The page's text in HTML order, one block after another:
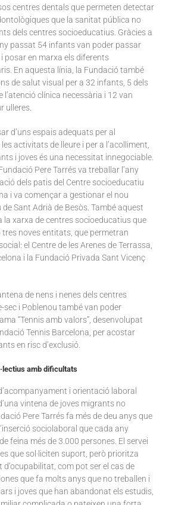
centres dentals que permeten detectar
que la sanitat pública no
dels centres socioeducatius. Gràcies a
passat 54 infants van poder passar
posar en marxa els diferents
En aquesta línia, la Fundació també
de salut visual per a 32 infants, 5 dels
l’atenció clínica necessària i 12 van
ulleres.
d’uns espais adequats per al
activitats de lleure i per a l’acolliment,
i joves és una necessitat innegociable.
Pere Tarrés va treballar l’any
dels patis del Centre socioeducatiu
i va començar a gestionar el nou
Sant Adrià de Besòs. També aquest
la xarxa de centres socioeducatius que
noves entitats, que permetran
el Centre de les Arenes de Terrassa,
i la Fundació Privada Sant Vicenç
de nens i nenes dels centres
sec i Poblenou també van poder
“Tennis amb valors”, desenvolupat
Tennis Barcelona, per acostar
en risc d’exclusió.
amb dificultats
i orientació laboral
vintena de joves migrants no
Pere Tarrés fa més de deu anys que
sociolaboral que cada any
feina més de 3.000 persones. El servei
que sol·liciten suport, però prioritza
com pot ser el cas de
que fa molts anys que no treballen i
i joves que han abandonat els estudis,